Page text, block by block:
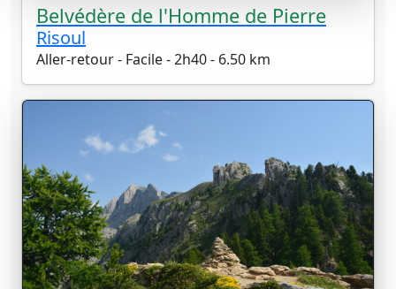
Belvédère de l'Homme de Pierre
Risoul
Aller-retour - Facile - 2h40 - 6.50 km